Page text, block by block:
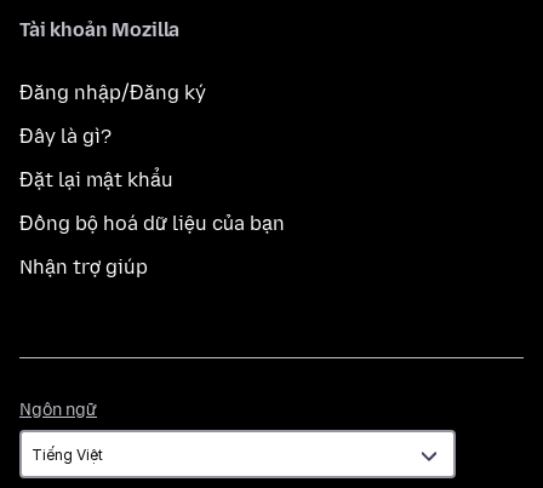
Tài khoản Mozilla
Đăng nhập/Đăng ký
Đây là gì?
Đặt lại mật khẩu
Đồng bộ hoá dữ liệu của bạn
Nhận trợ giúp
Ngôn ngữ
ngữ